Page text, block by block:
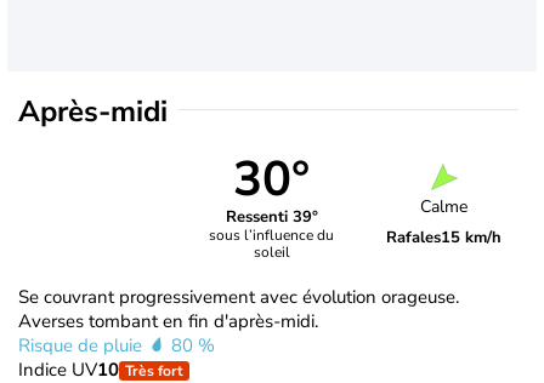
Après-midi
30°
Ressenti 39°
sous l’influence du
soleil
Calme
Rafales15 km/h
Se couvrant progressivement avec évolution orageuse.
Averses tombant en fin d'après-midi.
Risque de pluie
80 %
Indice UV10 Très fort